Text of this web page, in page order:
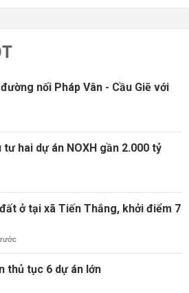
nối Pháp Vân - Cầu Giẽ với
hai dự án NOXH gần 2.000 tỷ
ở tại xã Tiến Thắng, khởi điểm 7
thủ tục 6 dự án lớn